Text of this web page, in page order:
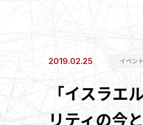
2019.02.25 イベン
「イスラエ
リティの今